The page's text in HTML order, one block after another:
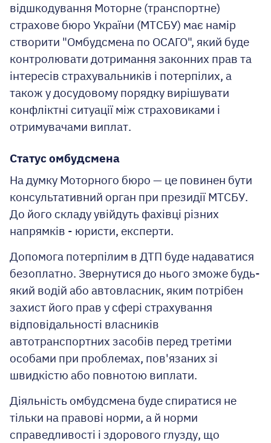
відшкодування Моторне (транспортне)
страхове бюро України (МТСБУ) має намір
створити "Омбудсмена по ОСАГО", який буде
контролювати дотримання законних прав та
інтересів страхувальників і потерпілих, а
також у досудовому порядку вирішувати
конфліктні ситуації між страховиками і
отримувачами виплат.
Статус омбудсмена
На думку Моторного бюро — це повинен бути
консультативний орган при президії МТСБУ.
До його складу увійдуть фахівці різних
напрямків - юристи, експерти.
Допомога потерпілим в ДТП буде надаватися
безоплатно. Звернутися до нього зможе будь-
який водій або автовласник, яким потрібен
захист його прав у сфері страхування
відповідальності власників
автотранспортних засобів перед третіми
особами при проблемах, пов'язаних зі
швидкістю або повнотою виплати.
Діяльність омбудсмена буде спиратися не
тільки на правові норми, а й норми
справедливості і здорового глузду, що